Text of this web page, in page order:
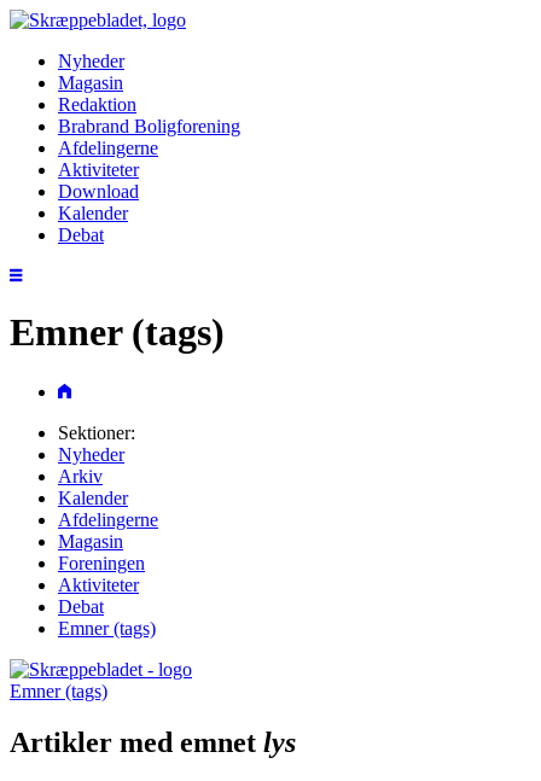
Nyheder
Magasin
Redaktion
Brabrand Boligforening
Afdelingerne
Aktiviteter
Download
Kalender
Debat
Emner (tags)
Sektioner:
Nyheder
Arkiv
Kalender
Afdelingerne
Magasin
Foreningen
Aktiviteter
Debat
Emner (tags)
Emner (tags)
Artikler med emnet lys